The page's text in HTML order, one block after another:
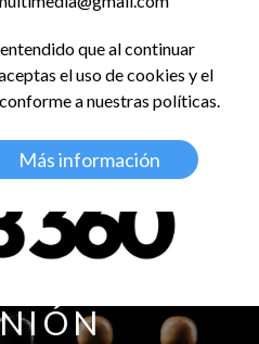
LinkedIn
que al continuar
el uso de cookies y el
a nuestras políticas.
Más información